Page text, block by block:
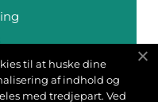
til at huske dine
af indhold og
med tredjepart. Ved